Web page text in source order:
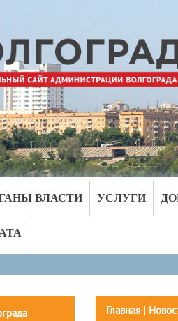
ВЛАСТИ УСЛУГИ
Главная|